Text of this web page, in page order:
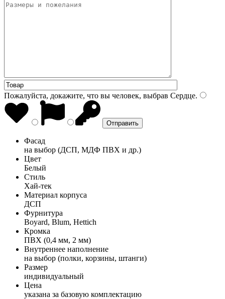
Пожалуйста, докажите, что вы человек, выбрав Сердце.
Фасад
на выбор (ДСП, МДФ ПВХ и др.)
Цвет
Белый
Стиль
Хай-тек
Материал корпуса
ДСП
Фурнитура
Boyard, Blum, Hettich
Кромка
ПВХ (0,4 мм, 2 мм)
Внутреннее наполнение
на выбор (полки, корзины, штанги)
Размер
индивидуальный
Цена
указана за базовую комплектацию